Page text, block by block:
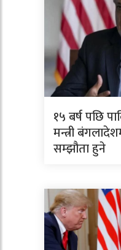
१५ बर्ष पछि
मन्त्री
सम्झौता हुने